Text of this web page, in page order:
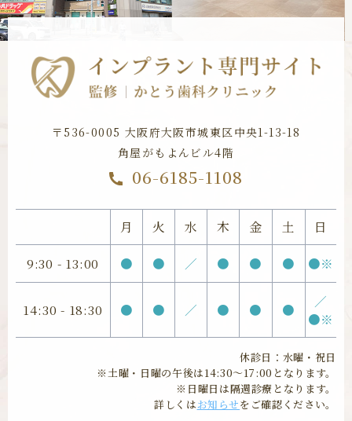
〒536-0005 大阪府大阪市城東区 中央1-13-18
角屋がもよんビル4階
06-6185-1108
月 火 水 木 金 土 日
9:30 - 13:00 ● ● ／ ● ● ● ●※
14:30 - 18:30 ● ● ／ ● ● ●
／
●※
休診日：水曜・祝日
※土曜・日曜の午後は14:30〜17:00となります。
※日曜日は隔週診療となります。
詳しくはお知らせをご確認ください。